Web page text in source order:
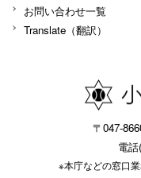
お問い合わせ一覧
Translate（翻訳）
〒047-
電
※本庁などの窓口業